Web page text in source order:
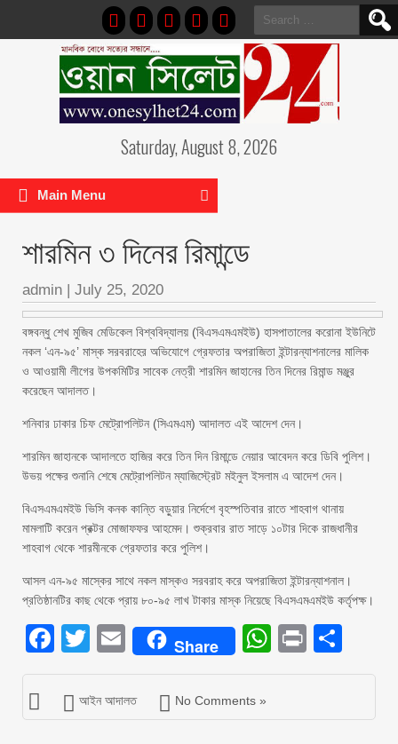
Search
for:
Saturday, August 8, 2026
Main Menu
শারমিন ৩ দিনের রিমান্ডে
admin | July 25, 2020
বঙ্গবন্ধু শেখ মুজিব মেডিকেল বিশ্ববিদ্যালয় (বিএসএমএমইউ) হাসপাতালের করোনা ইউনিটে
নকল ‘এন-৯৫’ মাস্ক সরবরাহের অভিযোগে গ্রেফতার অপরাজিতা ইন্টারন্যাশনালের মালিক
ও আওয়ামী লীগের উপকমিটির সাবেক নেত্রী শারমিন জাহানের তিন দিনের রিমান্ড মঞ্জুর
করেছেন আদালত।
শনিবার ঢাকার চিফ মেট্রোপলিটন (সিএমএম) আদালত এই আদেশ দেন।
শারমিন জাহানকে আদালতে হাজির করে তিন দিন রিমান্ডে নেয়ার আবেদন করে ডিবি পুলিশ।
উভয় পক্ষের শুনানি শেষে মেট্রোপলিটন ম্যাজিস্ট্রেট মইনুল ইসলাম এ আদেশ দেন।
বিএসএমএমইউ ভিসি কনক কান্তি বড়ুয়ার নির্দেশে বৃহস্পতিবার রাতে শাহবাগ থানায়
মামলাটি করেন প্রক্টর মোজাফফর আহমেদ। শুক্রবার রাত সাড়ে ১০টার দিকে রাজধানীর
শাহবাগ থেকে শারমীনকে গ্রেফতার করে পুলিশ।
আসল এন-৯৫ মাস্কের সাথে নকল মাস্কও সরবরাহ করে অপরাজিতা ইন্টারন্যাশনাল।
প্রতিষ্ঠানটির কাছ থেকে প্রায় ৮০-৯৫ লাখ টাকার মাস্ক নিয়েছে বিএসএমএমইউ কর্তৃপক্ষ।
Facebook
Twitter
EmailShare Print
আইন আদালত No Comments »